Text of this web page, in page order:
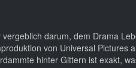
darum, dem Drama
von Universal Pictures
hinter Gittern ist exakt,